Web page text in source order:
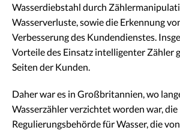
Wasserdiebstahl durch
Wasserverluste, sowie die Erkennung
Verbesserung des Kundendienstes.
Vorteile des Einsatz intelligenter Zähler
Seiten der Kunden.
Daher war es in Großbritannien, wo
Wasserzähler verzichtet worden war, die
Regulierungsbehörde für Wasser, die